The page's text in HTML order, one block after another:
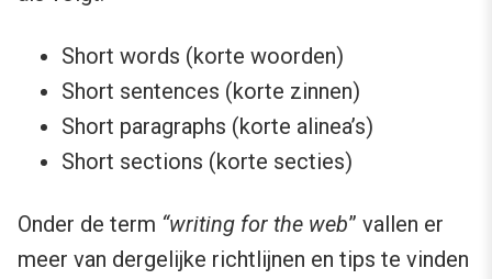
Short words (korte woorden)
Short sentences (korte zinnen)
Short paragraphs (korte alinea’s)
Short sections (korte secties)
Onder de term “writing for the web” vallen er
meer van dergelijke richtlijnen en tips te vinden